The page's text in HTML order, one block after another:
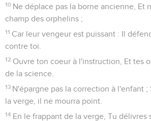
10 Ne déplace pas la borne ancienne, Et
champ des orphelins ;
11 Car leur vengeur est puissant : Il
contre toi.
12 Ouvre ton coeur à l'instruction, Et tes
de la science.
13 N'épargne pas la correction à l'enfant ;
la verge, il ne mourra point.
14 En le frappant de la verge, Tu délivres